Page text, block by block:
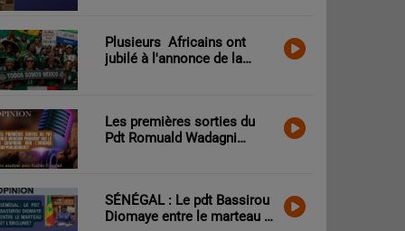
Plusieurs Africains ont
jubilé à l'annonce de la
Les premières sorties du
Pdt Romuald Wadagni
SÉNÉGAL : Le pdt Bassirou
Diomaye entre le marteau et